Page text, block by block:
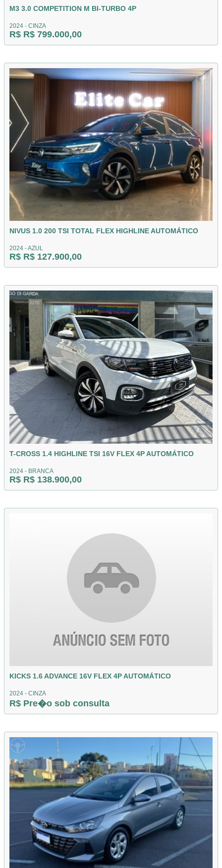
M3 3.0 COMPETITION M BI-TURBO 4P
2024 - CINZA
R$ R$ 799.000,00
NIVUS 1.0 200 TSI TOTAL FLEX HIGHLINE AUTOMÁTICO
2024 - AZUL
R$ R$ 127.900,00
T-CROSS 1.4 HIGHLINE TSI 16V FLEX 4P AUTOMÁTICO
2024 - BRANCA
R$ R$ 138.900,00
KICKS 1.6 ADVANCE 16V FLEX 4P AUTOMÁTICO
2024 - CINZA
R$ Pre�o sob consulta